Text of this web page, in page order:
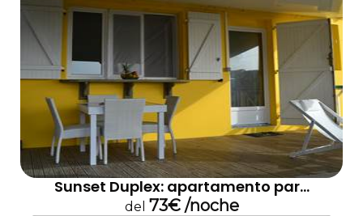
Sunset Duplex: apartamento par...
del 73€ /noche